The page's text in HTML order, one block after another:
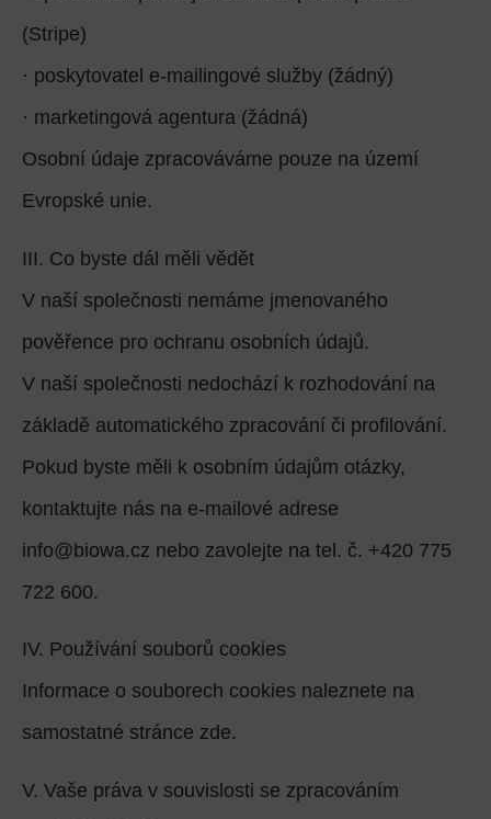
(Stripe)
· poskytovatel e-mailingové služby (žádný)
· marketingová agentura (žádná)
Osobní údaje zpracováváme pouze na území
Evropské unie.
III. Co byste dál měli vědět
V naší společnosti nemáme jmenovaného
pověřence pro ochranu osobních údajů.
V naší společnosti nedochází k rozhodování na
základě automatického zpracování či profilování.
Pokud byste měli k osobním údajům otázky,
kontaktujte nás na e-mailové adrese
info@biowa.cz nebo zavolejte na tel. č. +420 775
722 600.
IV. Používání souborů cookies
Informace o souborech cookies naleznete na
samostatné stránce zde.
V. Vaše práva v souvislosti se zpracováním